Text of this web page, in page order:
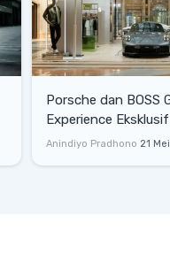
Porsche dan BOSS
Experience
Senayan, Hadirkan
Anindiyo Pradhono 21